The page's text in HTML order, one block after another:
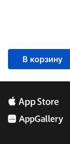
В корзину